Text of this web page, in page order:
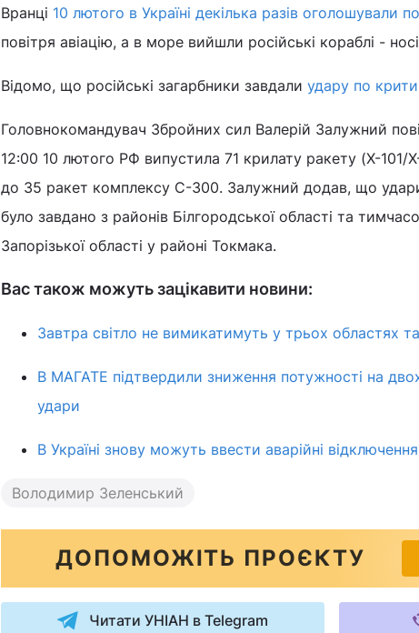
Вранці 10 лютого в Україні декілька разів оголошували
повітря авіацію, а в море вийшли російські кораблі -
Відомо, що російські загарбники завдали удару по
Головнокомандувач Збройних сил Валерій Залужний
12:00 10 лютого РФ випустила 71 крилату ракету (Х-
до 35 ракет комплексу С-300. Залужний додав, що
було завдано з районів Білгородської області та
Запорізької області у районі Токмака.
Вас також можуть зацікавити новини:
Завтра світло не вимикатимуть у трьох областях
В МАГАТЕ підтвердили зниження потужності на
удари
В Україні знову можуть ввести аварійні
Володимир Зеленський
ДОПОМОЖІТЬ ПРОЄКТУ
Читати УНІАН в Telegram